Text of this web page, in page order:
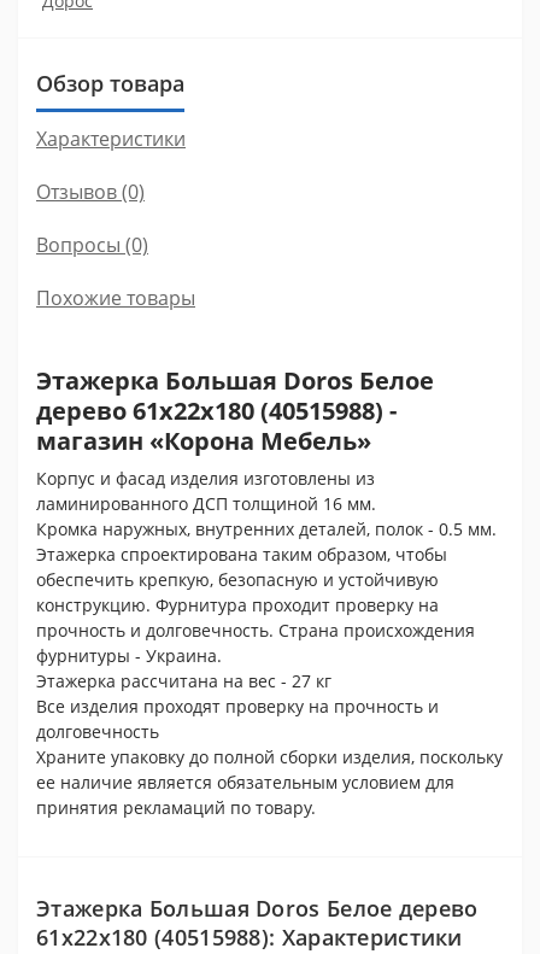
Обзор товара
Характеристики
Отзывов (0)
Вопросы (0)
Похожие товары
Этажерка Большая Doros Белое
дерево 61х22х180 (40515988) -
магазин «Корона Мебель»
Корпус и фасад изделия изготовлены из
ламинированного ДСП толщиной 16 мм.
Кромка наружных, внутренних деталей, полок - 0.5 мм.
Этажерка спроектирована таким образом, чтобы
обеспечить крепкую, безопасную и устойчивую
конструкцию. Фурнитура проходит проверку на
прочность и долговечность. Страна происхождения
фурнитуры - Украина.
Этажерка рассчитана на вес - 27 кг
Все изделия проходят проверку на прочность и
долговечность
Храните упаковку до полной сборки изделия, поскольку
ее наличие является обязательным условием для
принятия рекламаций по товару.
Этажерка Большая Doros Белое дерево
61х22х180 (40515988): Характеристики